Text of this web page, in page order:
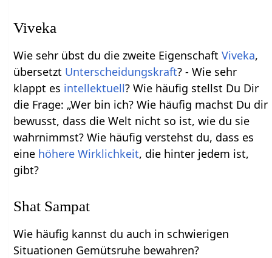
Viveka
Wie sehr übst du die zweite EigenschaftViveka,
übersetzt Unterscheidungskraft? - Wie sehr
klappt es intellektuell? Wie häufig stellst Du Dir
die Frage: „Wer bin ich? Wie häufig machst Du dir
bewusst, dass die Welt nicht so ist, wie du sie
wahrnimmst? Wie häufig verstehst du, dass es
eine höhere Wirklichkeit, die hinter jedem ist,
gibt?
Shat Sampat
Wie häufig kannst du auch in schwierigen
Situationen Gemütsruhe bewahren?